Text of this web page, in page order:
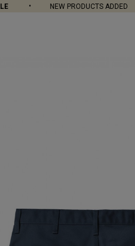
NEW PRODUCTS ADDED